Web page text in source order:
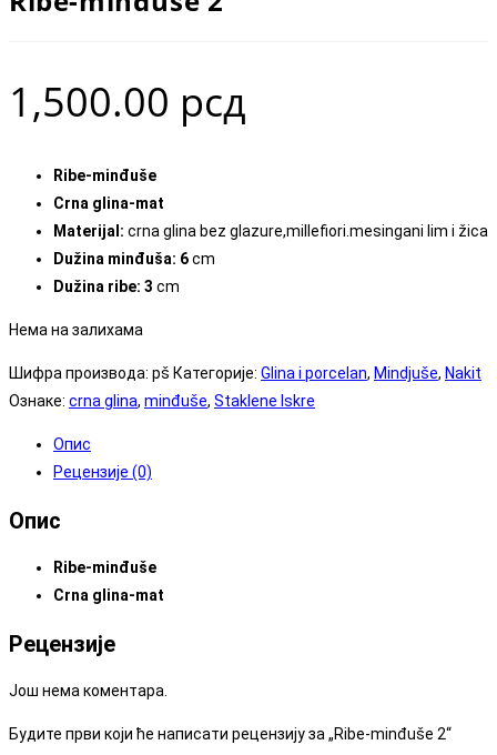
1,500.00 рсд
Ribe-minđuše
Crna glina-mat
Materijal: crna glina bez glazure,millefiori.mesingani lim i žica
Dužina minđuša: 6cm
Dužina ribe: 3 cm
Нема на залихама
Шифра производа: pš Категорије: Glina i porcelan, Mindjuše, Nakit
Ознаке: crna glina, minđuše, Staklene Iskre
Опис
Рецензије (0)
Опис
Ribe-minđuše
Crna glina-mat
Рецензије
Још нема коментара.
Будите први који ће написати рецензију за „Ribe-minđuše 2“